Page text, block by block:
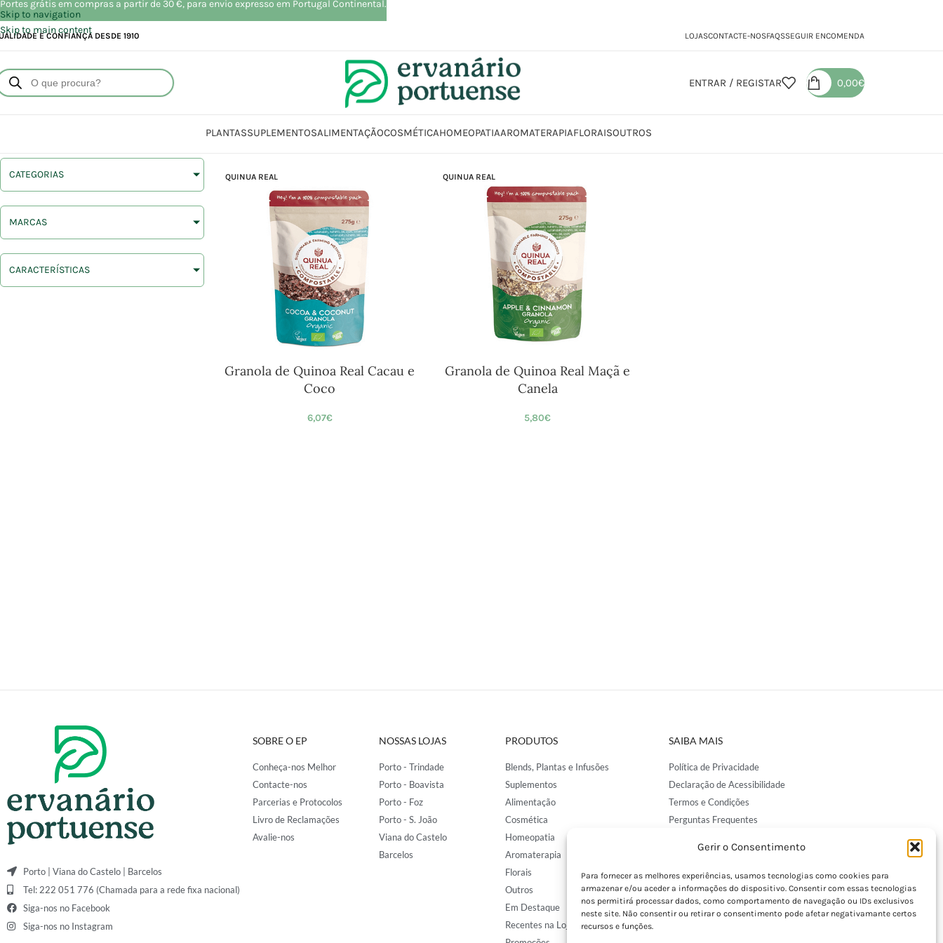
Gerir o Consentimento
Para fornecer as melhores experiências, usamos tecnologias como cookies para
armazenar e/ou aceder a informações do dispositivo. Consentir com essas tecnologias
nos permitirá processar dados, como comportamento de navegação ou IDs exclusivos
neste site. Não consentir ou retirar o consentimento pode afetar negativamante certos
recursos e funções.
Skip to navigation
Skip to main content
E CONFIANÇA DESDE 1910 LOJASCONTACTE-NOSFAQSSEGUIR ENCOMENDA
ENTRAR / REGISTAR 0,00€
PLANTASSUPLEMENTOSALIMENTAÇÃOCOSMÉTICAHOMEOPATIAAROMATERAPIAFLORAISOUTROS
CATEGORIAS
MARCAS
CARACTERÍSTICAS
QUINUA REAL
Granola de Quinoa Real Cacau e
Coco
6,07€
QUINUA REAL
Granola de Quinoa Real Maçã e
Canela
5,80€
Porto | Viana do Castelo | Barcelos
Tel: 222 051 776 (Chamada para a rede fixa nacional)
Siga-nos no Facebook
Siga-nos no Instagram
SOBRE O EP
Conheça-nos Melhor
Contacte-nos
Parcerias e Protocolos
Livro de Reclamações
Avalie-nos
NOSSAS LOJAS
Porto - Trindade
Porto - Boavista
Porto - Foz
Porto - S. João
Viana do Castelo
Barcelos
PRODUTOS
Blends, Plantas e Infusões
Suplementos
Alimentação
Cosmética
Homeopatia
Aromaterapia
Florais
Outros
Em Destaque
Recentes na Loja
SAIBA MAIS
Política de Privacidade
Declaração de Acessibilidade
Termos e Condições
Perguntas Frequentes
Encomendas Internacionais
Seguir Encomenda
Devoluções e Trocas
Portes grátis em compras a partir de 30 €, para envio expresso em Portugal Continental.